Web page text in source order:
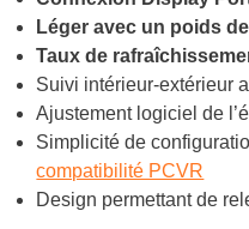
Léger avec un poids
Taux de
Suivi intérieur-extérieur
Ajustement logiciel de
Simplicité de
compatibilité PCVR
Design permettant de